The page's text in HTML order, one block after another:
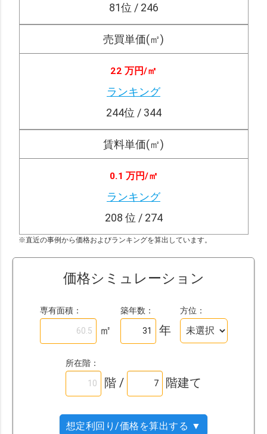
81位 / 246
売買単価(㎡)
22 万円/㎡
ランキング
244位 / 344
賃料単価(㎡)
0.1 万円/㎡
ランキング
208 位 / 274
※直近の事例から価格およびランキングを算出しています。
価格シミュレーション
専有面積：
㎡
築年数：
年
方位：
所在階：
階 / 階建て
想定利回り/価格を算出する ▼